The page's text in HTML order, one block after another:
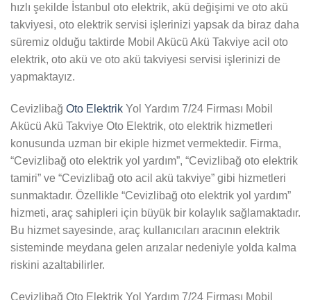
hızlı şekilde İstanbul oto elektrik, akü değişimi ve oto akü
takviyesi, oto elektrik servisi işlerinizi yapsak da biraz daha
süremiz olduğu taktirde Mobil Akücü Akü Takviye acil oto
elektrik, oto akü ve oto akü takviyesi servisi işlerinizi de
yapmaktayız.
Cevizlibağ Oto Elektrik Yol Yardım 7/24 Firması Mobil
Akücü Akü Takviye Oto Elektrik, oto elektrik hizmetleri
konusunda uzman bir ekiple hizmet vermektedir. Firma,
“Cevizlibağ oto elektrik yol yardım”, “Cevizlibağ oto elektrik
tamiri” ve “Cevizlibağ oto acil akü takviye” gibi hizmetleri
sunmaktadır. Özellikle “Cevizlibağ oto elektrik yol yardım”
hizmeti, araç sahipleri için büyük bir kolaylık sağlamaktadır.
Bu hizmet sayesinde, araç kullanıcıları aracının elektrik
sisteminde meydana gelen arızalar nedeniyle yolda kalma
riskini azaltabilirler.
Cevizlibağ Oto Elektrik Yol Yardım 7/24 Firması Mobil